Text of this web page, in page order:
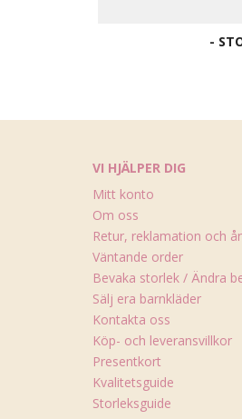
-
VI HJÄLPER DIG
Mitt konto
Om oss
Retur, reklamation och
Väntande order
Bevaka storlek / Ändra
Sälj era barnkläder
Kontakta oss
Köp- och leveransvillkor
Presentkort
Kvalitetsguide
Storleksguide